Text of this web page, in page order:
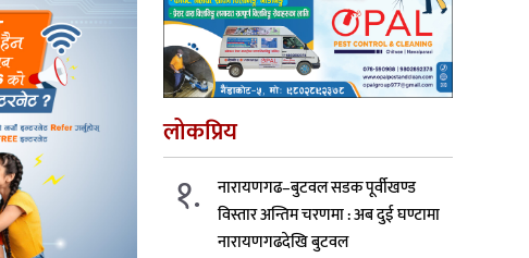
लोकप्रिय
१.
नारायणगढ–बुटवल सडक पूर्वीखण्ड
विस्तार अन्तिम चरणमा : अब दुई घण्टामा
नारायणगढदेखि बुटवल